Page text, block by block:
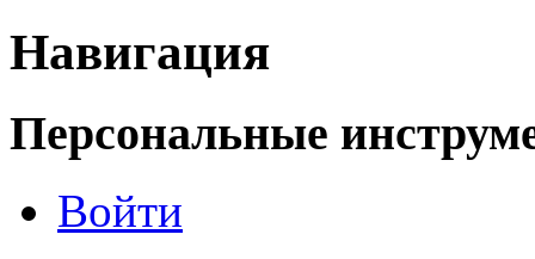
Навигация
Персональные
Войти